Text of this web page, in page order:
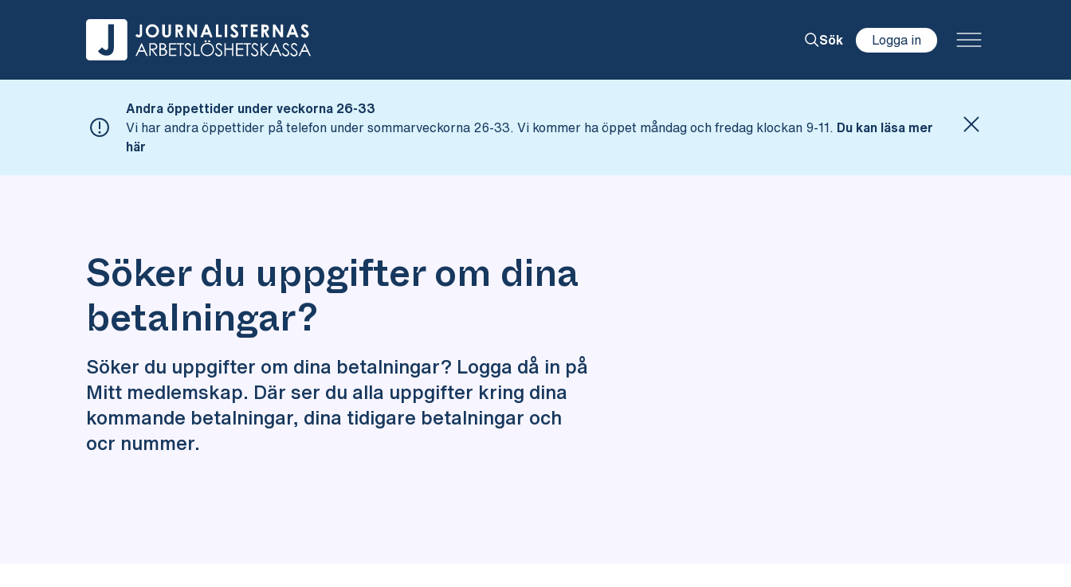
Sök Logga in
Andra öppettider under veckorna 26-33
Vi har andra öppettider på telefon under sommarveckorna 26-33. Vi kommer ha öppet måndag och fredag klockan 9-11.
Du kan läsa mer
här
Söker du uppgifter om dina
betalningar?
Söker du uppgifter om dina betalningar? Logga då in på
Mitt medlemskap. Där ser du alla uppgifter kring dina
kommande betalningar, dina tidigare betalningar och
ocr nummer.